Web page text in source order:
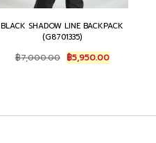
BLACK SHADOW LINE BACKPACK
(G8701335)
฿7,000.00 Original
price
฿5,950.00Current
price